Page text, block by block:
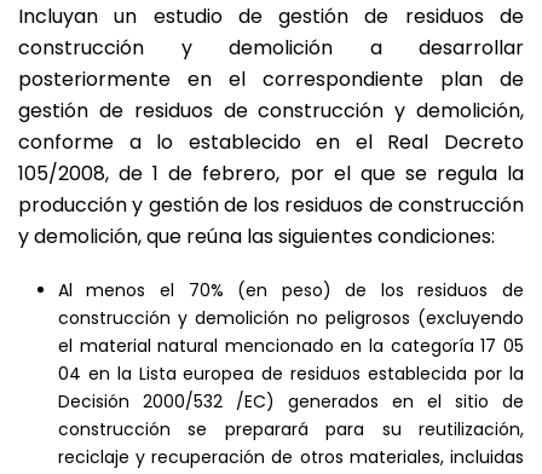
Incluyan un estudio de gestión de residuos de
construcción y demolición a desarrollar
posteriormente en el correspondiente plan de
gestión de residuos de construcción y demolición,
conforme a lo establecido en el Real Decreto
105/2008, de 1 de febrero, por el que se regula la
producción y gestión de los residuos de construcción
y demolición, que reúna las siguientes condiciones:
Al menos el 70% (en peso) de los residuos de
construcción y demolición no peligrosos (excluyendo
el material natural mencionado en la categoría 17 05
04 en la Lista europea de residuos establecida por la
Decisión 2000/532 /EC) generados en el sitio de
construcción se preparará para su reutilización,
reciclaje y recuperación de otros materiales, incluidas